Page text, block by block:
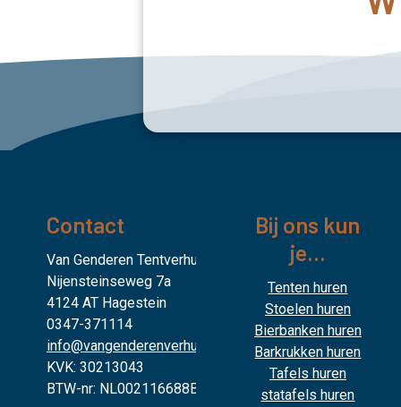
Contact
Van Genderen Tentverhuur
Nijensteinseweg 7a
4124 AT Hagestein
0347-371114
info@vangenderenverhuur.nl
KVK: 30213043
BTW-nr: NL002116688B02
Bij ons kun
je...
Tenten huren
Stoelen huren
Bierbanken huren
Barkrukken huren
Tafels huren
statafels huren